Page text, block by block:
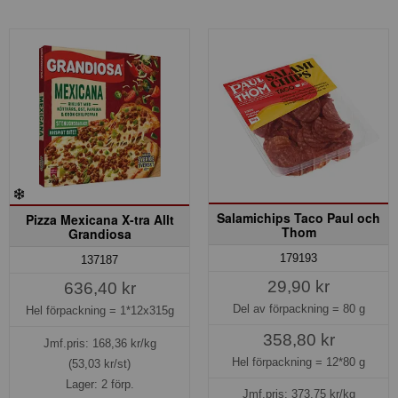
Pizza Mexicana X-tra Allt
Grandiosa
137187
636,40 kr
Hel förpackning = 1*12x315g
Jmf.pris: 168,36kr/kg
(53,03 kr/st)
Lager: 2 förp.
Salamichips Taco Paul och
Thom
179193
29,90 kr
Del av förpackning = 80 g
358,80 kr
Hel förpackning = 12*80 g
Jmf.pris: 373,75kr/kg